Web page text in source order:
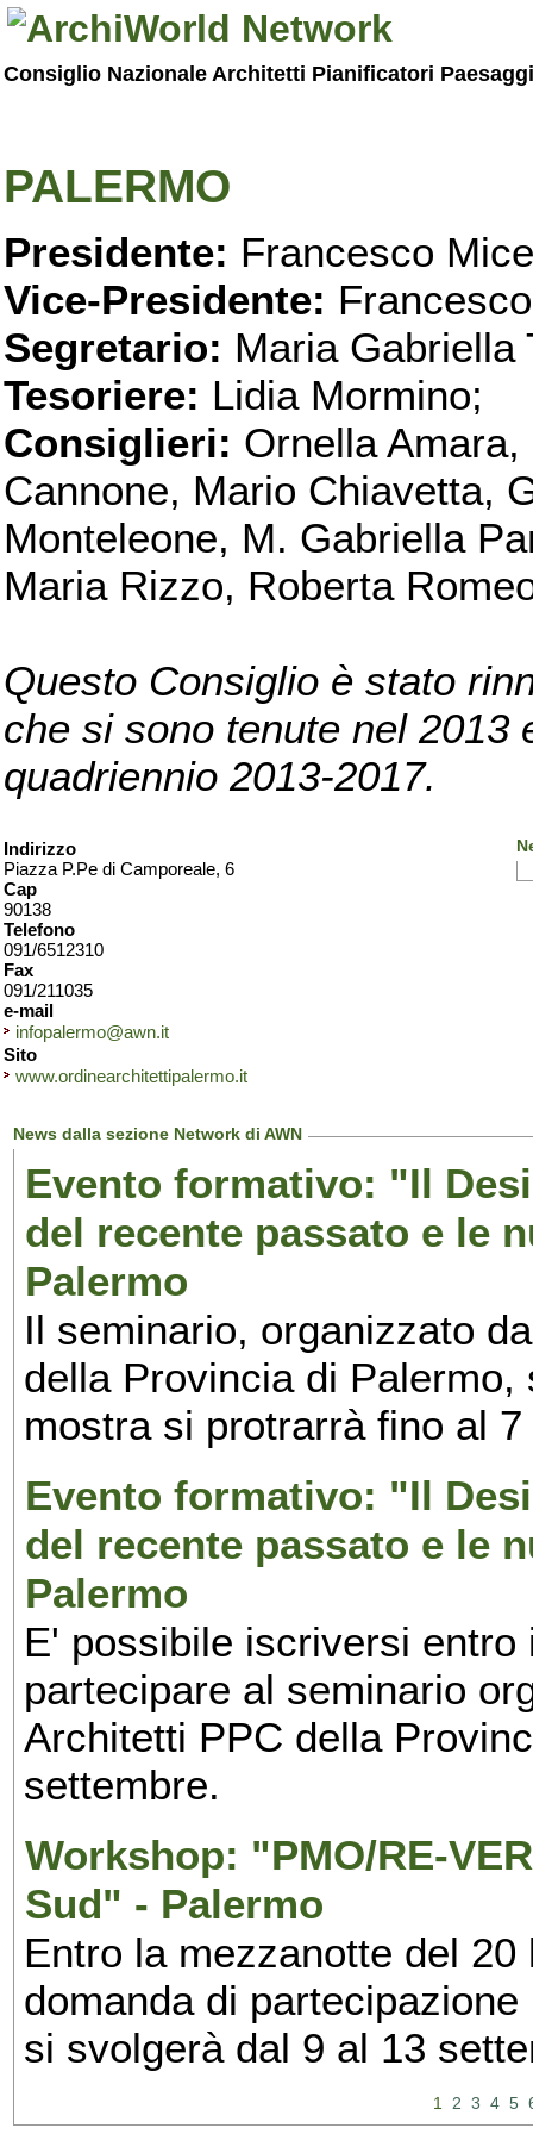
Consiglio Nazionale Architetti Pianificatori
PALERMO
Presidente: Francesco
Vice-Presidente:
Segretario: Maria Gabriella
Tesoriere: Lidia Mormino;
Consiglieri: Ornella
Cannone, Mario Chiavetta,
Monteleone, M. Gabriella
Maria Rizzo, Roberta
Questo Consiglio è stato
che si sono tenute nel 2013
quadriennio 2013-2017.
Indirizzo
Piazza P.Pe di Camporeale, 6
Cap
90138
Telefono
091/6512310
Fax
091/211035
e-mail
infopalermo@awn.it
Sito
www.ordinearchitettipalermo.it
News dalla sezione Network di AWN
Evento formativo: "Il
del recente passato e le
Palermo
Il seminario, organizzato
della Provincia di
mostra si protrarrà fino al
Evento formativo: "Il
del recente passato e le
Palermo
E' possibile iscriversi
partecipare al seminario
Architetti PPC della
settembre.
Workshop: "PMO/RE-
Sud" - Palermo
Entro la mezzanotte del
domanda di
si svolgerà dal 9 al 13
1 2 3 4 5